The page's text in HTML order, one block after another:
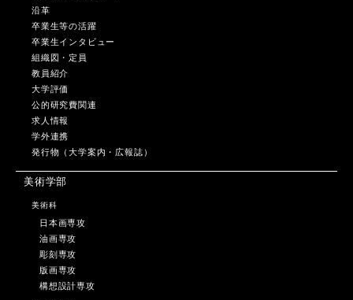
沿革
卒業生等の活躍
卒業生インタビュー
組織図・定員
教員紹介
大学評価
公的研究費関連
求人情報
学外連携
発行物（大学案内・広報誌）
美術学部
美術科
日本画専攻
油画専攻
彫刻専攻
版画専攻
構想設計専攻